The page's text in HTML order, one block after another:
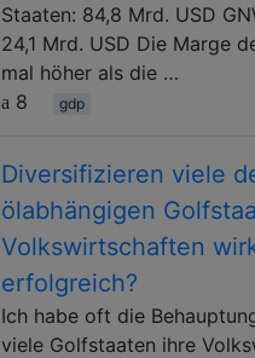
Staaten: 84,8 Mrd. USD
24,1 Mrd. USD Die Marge
mal höher als die …
8
gdp
Diversifizieren viele
ölabhängigen
Volkswirtschaften
erfolgreich?
Ich habe oft die
viele Golfstaaten ihre